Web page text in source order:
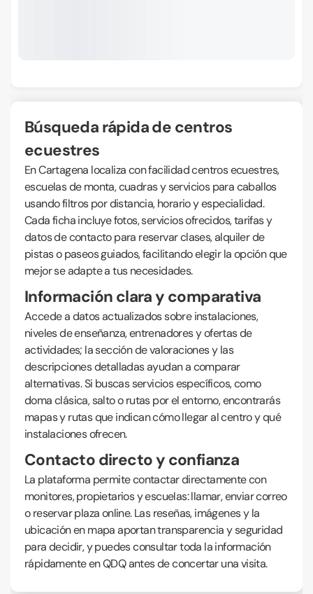
Búsqueda rápida de centros
ecuestres
En Cartagena localiza con facilidad centros ecuestres,
escuelas de monta, cuadras y servicios para caballos
usando filtros por distancia, horario y especialidad.
Cada ficha incluye fotos, servicios ofrecidos, tarifas y
datos de contacto para reservar clases, alquiler de
pistas o paseos guiados, facilitando elegir la opción que
mejor se adapte a tus necesidades.
Información clara y comparativa
Accede a datos actualizados sobre instalaciones,
niveles de enseñanza, entrenadores y ofertas de
actividades; la sección de valoraciones y las
descripciones detalladas ayudan a comparar
alternativas. Si buscas servicios específicos, como
doma clásica, salto o rutas por el entorno, encontrarás
mapas y rutas que indican cómo llegar al centro y qué
instalaciones ofrecen.
Contacto directo y confianza
La plataforma permite contactar directamente con
monitores, propietarios y escuelas: llamar, enviar correo
o reservar plaza online. Las reseñas, imágenes y la
ubicación en mapa aportan transparencia y seguridad
para decidir, y puedes consultar toda la información
rápidamente en QDQ antes de concertar una visita.